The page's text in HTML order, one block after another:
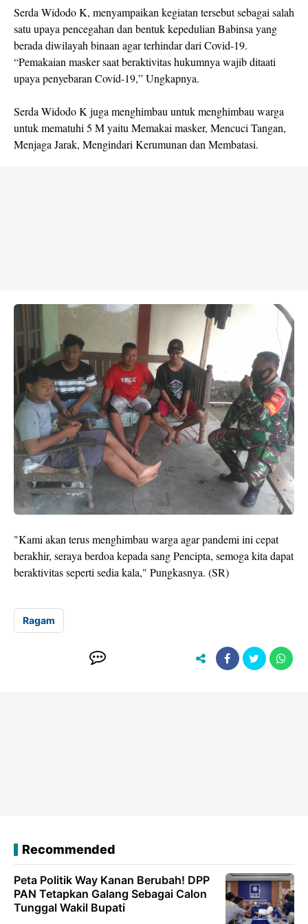
Serda Widodo K, menyampaikan kegiatan tersebut sebagai salah
satu upaya pencegahan dan bentuk kepedulian Babinsa yang
berada diwilayah binaan agar terhindar dari Covid-19.
“Pemakaian masker saat beraktivitas hukumnya wajib ditaati
upaya penyebaran Covid-19,” Ungkapnya.
Serda Widodo K juga menghimbau untuk menghimbau warga
untuk mematuhi 5 M yaitu Memakai masker, Mencuci Tangan,
Menjaga Jarak, Mengindari Kerumunan dan Membatasi.
"Kami akan terus menghimbau warga agar pandemi ini cepat
berakhir, seraya berdoa kepada sang Pencipta, semoga kita dapat
beraktivitas seperti sedia kala," Pungkasnya. (SR)
Ragam
Recommended
Peta Politik Way Kanan Berubah! DPP
PAN Tetapkan Galang Sebagai Calon
Tunggal Wakil Bupati